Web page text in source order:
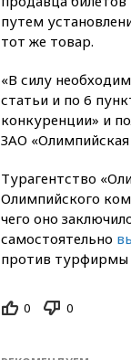
путем
тот же товар.
«В силу
статьи и по 6
конкуренции» и
ЗАО
Турагентство
Олимпийского
чего оно
самостоятельно
против турфирмы
0 0